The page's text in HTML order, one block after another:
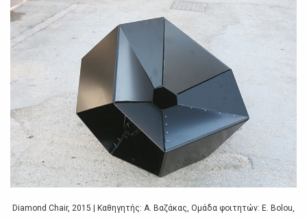
Diamond Chair, 2015 | Καθηγητής: A. Βαζάκας, Ομάδα φοιτητών: E. Bolou,